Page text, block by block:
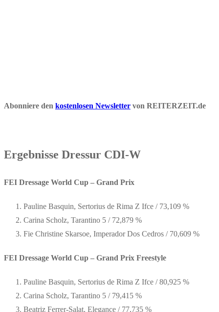
Abonniere den kostenlosen Newsletter von REITERZEIT.de
Ergebnisse Dressur CDI-W
FEI Dressage World Cup – Grand Prix
Pauline Basquin, Sertorius de Rima Z Ifce / 73,109 %
Carina Scholz, Tarantino 5 / 72,879 %
Fie Christine Skarsoe, Imperador Dos Cedros / 70,609 %
FEI Dressage World Cup – Grand Prix Freestyle
Pauline Basquin, Sertorius de Rima Z Ifce / 80,925 %
Carina Scholz, Tarantino 5 / 79,415 %
Beatriz Ferrer-Salat, Elegance / 77,735 %